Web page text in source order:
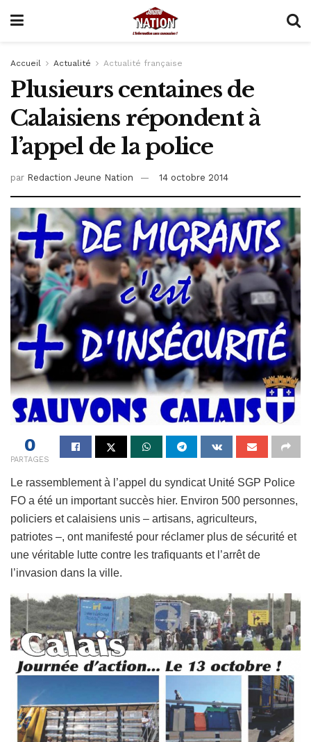
Accueil Actualité Actualité française
Plusieurs centaines de
Calaisiens répondent à
l’appel de la police
par Redaction Jeune Nation 14 octobre 2014
0
PARTAGES
Le rassemblement à l’appel du syndicat Unité SGP Police
FO a été un important succès hier. Environ 500 personnes,
policiers et calaisiens unis – artisans, agriculteurs,
patriotes –, ont manifesté pour réclamer plus de sécurité et
une véritable lutte contre les trafiquants et l’arrêt de
l’invasion dans la ville.